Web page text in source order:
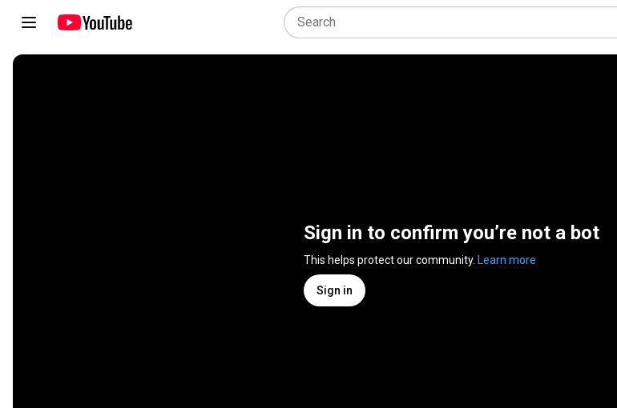
Sign in to confirm you’re not a bot
This helps protect our community. Learn more
Sign in